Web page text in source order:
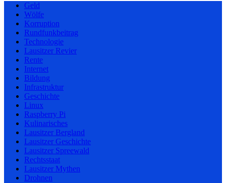
Geld
Wölfe
Korruption
Rundfunkbeitrag
Technologie
Lausitzer Revier
Rente
Internet
Bildung
Infrastruktur
Geschichte
Linux
Raspberry Pi
Kulinarisches
Lausitzer Bergland
Lausitzer Geschichte
Lausitzer Spreewald
Rechtsstaat
Lausitzer Mythen
Drohnen